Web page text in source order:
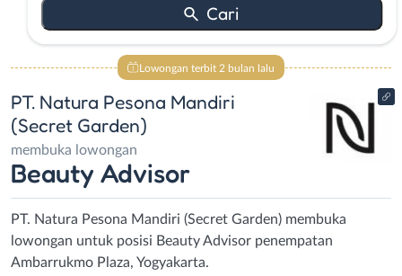
Lowongan terbit 2 bulan lalu
PT. Natura Pesona Mandiri
(Secret Garden)
membuka lowongan
Beauty Advisor
PT. Natura Pesona Mandiri (Secret Garden) membuka
lowongan untuk posisi Beauty Advisor penempatan
Ambarrukmo Plaza, Yogyakarta.